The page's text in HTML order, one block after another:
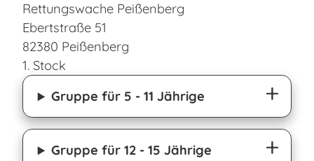
Rettungswache Peißenberg
Ebertstraße 51
82380 Peißenberg
1. Stock
Gruppe für 5 - 11 Jährige
Gruppe für 12 - 15 Jährige